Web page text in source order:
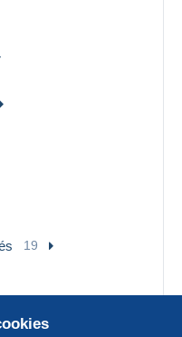
19
1